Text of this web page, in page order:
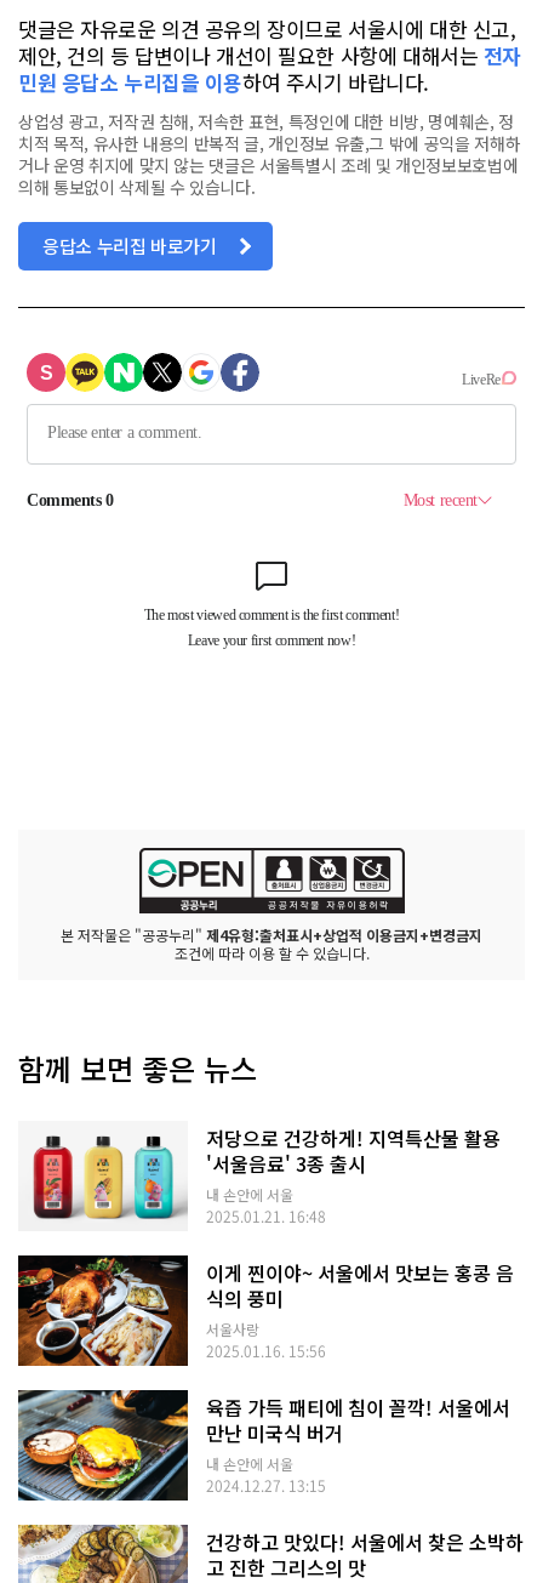
댓글은 자유로운 의견 공유의 장이므로 서울시에 대한 신고,
제안, 건의 등 답변이나 개선이 필요한 사항에 대해서는 전자
민원 응답소 누리집을 이용하여 주시기 바랍니다.
상업성 광고, 저작권 침해, 저속한 표현, 특정인에 대한 비방, 명예훼손, 정
치적 목적, 유사한 내용의 반복적 글, 개인정보 유출,그 밖에 공익을 저해하
거나 운영 취지에 맞지 않는 댓글은 서울특별시 조례 및 개인정보보호법에
의해 통보없이 삭제될 수 있습니다.
응답소 누리집 바로가기
본 저작물은 "공공누리" 제4유형:출처표시+상업적 이용금지+변경금지
조건에 따라 이용 할 수 있습니다.
함께 보면 좋은 뉴스
저당으로 건강하게! 지역특산물 활용
'서울음료' 3종 출시
내 손안에 서울
2025.01.21. 16:48
이게 찐이야~ 서울에서 맛보는 홍콩 음
식의 풍미
서울사랑
2025.01.16. 15:56
육즙 가득 패티에 침이 꼴깍! 서울에서
만난 미국식 버거
내 손안에 서울
2024.12.27. 13:15
건강하고 맛있다! 서울에서 찾은 소박하
고 진한 그리스의 맛